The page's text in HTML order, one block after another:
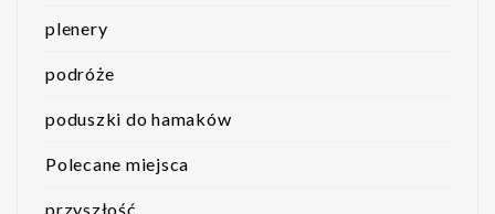
plenery
podróże
poduszki do hamaków
Polecane miejsca
przyszłość